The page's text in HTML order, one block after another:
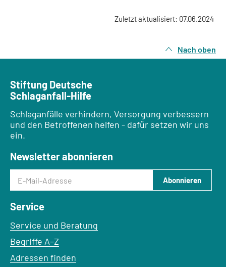
Zuletzt aktualisiert: 07.06.2024
Nach oben
Stiftung Deutsche
Schlaganfall-Hilfe
Schlaganfälle verhindern, Versorgung verbessern
und den Betroffenen helfen - dafür setzen wir uns
ein.
Newsletter abonnieren
Abonnieren
Service
Service und Beratung
Begriffe A–Z
Adressen finden